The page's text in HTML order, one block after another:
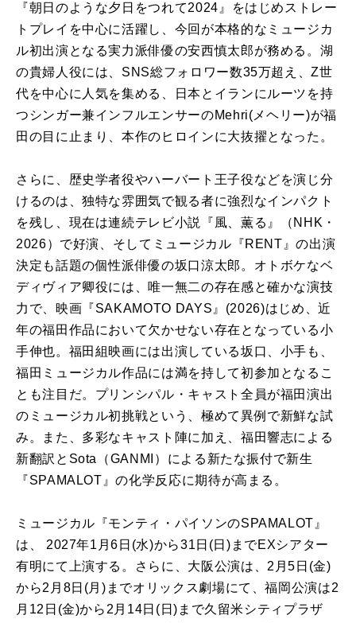
『朝日のような夕日をつれて2024』をはじめストレー
トプレイを中心に活躍し、今回が本格的なミュージカ
ル初出演となる実力派俳優の安西慎太郎が務める。湖
の貴婦人役には、SNS総フォロワー数35万超え、Z世
代を中心に人気を集める、日本とイランにルーツを持
つシンガー兼インフルエンサーのMehri(メヘリー)が福
田の目に止まり、本作のヒロインに大抜擢となった。
さらに、歴史学者役やハーバート王子役などを演じ分
けるのは、独特な雰囲気で観る者に強烈なインパクト
を残し、現在は連続テレビ小説『風、薫る』（NHK・
2026）で好演、そしてミュージカル『RENT』の出演
決定も話題の個性派俳優の坂口涼太郎。オトボケなベ
ディヴィア卿役には、唯一無二の存在感と確かな演技
力で、映画『SAKAMOTO DAYS』(2026)はじめ、近
年の福田作品において欠かせない存在となっている小
手伸也。福田組映画には出演している坂口、小手も、
福田ミュージカル作品には満を持して初参加となるこ
とも注目だ。プリンシパル・キャスト全員が福田演出
のミュージカル初挑戦という、極めて異例で新鮮な試
み。また、多彩なキャスト陣に加え、福田響志による
新翻訳とSota（GANMI）による新たな振付で新生
『SPAMALOT』の化学反応に期待が高まる。
ミュージカル『モンティ・パイソンのSPAMALOT』
は、 2027年1月6日(水)から31日(日)までEXシアター
有明にて上演する。さらに、大阪公演は、2月5日(金)
から2月8日(月)までオリックス劇場にて、福岡公演は2
月12日(金)から2月14日(日)まで久留米シティプラザ